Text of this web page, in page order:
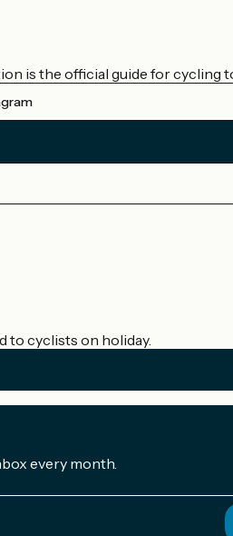
is the official guide for cycling
to cyclists on holiday.
every month.